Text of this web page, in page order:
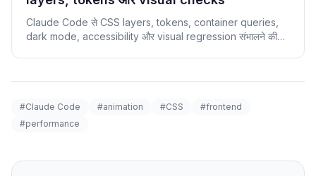
Claude Code से CSS layers, tokens, container queries,
dark mode, accessibility और visual regression संभालने की
#Claude Code #animation #CSS
#frontend
#performance